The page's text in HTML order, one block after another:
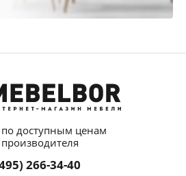
доступным ценам
266-34-40